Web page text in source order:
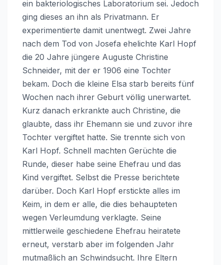
ein bakteriologisches Laboratorium sei. Jedoch
ging dieses an ihn als Privatmann. Er
experimentierte damit unentwegt. Zwei Jahre
nach dem Tod von Josefa ehelichte Karl Hopf
die 20 Jahre jüngere Auguste Christine
Schneider, mit der er 1906 eine Tochter
bekam. Doch die kleine Elsa starb bereits fünf
Wochen nach ihrer Geburt völlig unerwartet.
Kurz danach erkrankte auch Christine, die
glaubte, dass ihr Ehemann sie und zuvor ihre
Tochter vergiftet hatte. Sie trennte sich von
Karl Hopf. Schnell machten Gerüchte die
Runde, dieser habe seine Ehefrau und das
Kind vergiftet. Selbst die Presse berichtete
darüber. Doch Karl Hopf erstickte alles im
Keim, in dem er alle, die dies behaupteten
wegen Verleumdung verklagte. Seine
mittlerweile geschiedene Ehefrau heiratete
erneut, verstarb aber im folgenden Jahr
mutmaßlich an Schwindsucht. Ihre Eltern